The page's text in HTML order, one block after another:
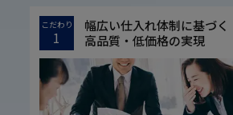
こだわり
1
幅広い仕入れ体制に基づく
高品質・低価格の実現